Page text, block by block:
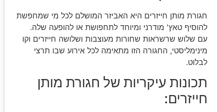
חגורת מותן חייזרים היא האביזר המושלם לכל מי שמחפשת
להוסיף טאץ' מודרני ומיוחד לתחפושת או להופעה שלה.
עם שלוש שרשראות שחורות מעוצבות ושלושה חייזרים וקו
מינימליסטי, החגורה הזו מתאימה לכל אירוע שבו תרצי
לבלוט.
תכונות עיקריות של חגורת מותן
חייזרים: